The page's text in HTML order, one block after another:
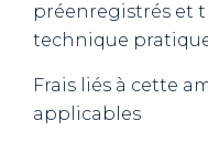
préenregistrés et
technique
Frais liés à cette
applicables